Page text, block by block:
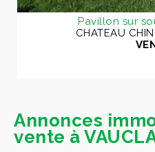
Pavillon sur
CHATEAU
Annonces
vente à